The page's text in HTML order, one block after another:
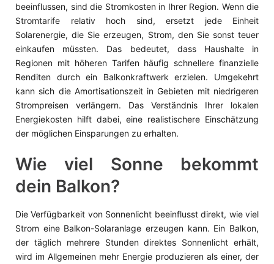
beeinflussen, sind die Stromkosten in Ihrer Region. Wenn die
Stromtarife relativ hoch sind, ersetzt jede Einheit
Solarenergie, die Sie erzeugen, Strom, den Sie sonst teuer
einkaufen müssten. Das bedeutet, dass Haushalte in
Regionen mit höheren Tarifen häufig schnellere finanzielle
Renditen durch ein Balkonkraftwerk erzielen. Umgekehrt
kann sich die Amortisationszeit in Gebieten mit niedrigeren
Strompreisen verlängern. Das Verständnis Ihrer lokalen
Energiekosten hilft dabei, eine realistischere Einschätzung
der möglichen Einsparungen zu erhalten.
Wie viel Sonne bekommt
dein Balkon?
Die Verfügbarkeit von Sonnenlicht beeinflusst direkt, wie viel
Strom eine Balkon-Solaranlage erzeugen kann. Ein Balkon,
der täglich mehrere Stunden direktes Sonnenlicht erhält,
wird im Allgemeinen mehr Energie produzieren als einer, der